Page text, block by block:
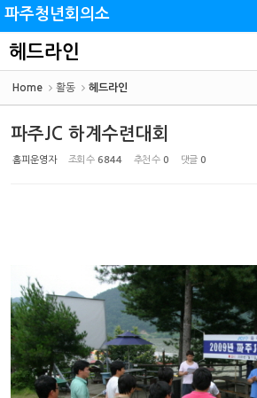
파주청년회의소
헤드라인
Home 활동 헤드라인
파주JC 하계수련대회
홈피운영자 조회 수 6844 추천 수 0 댓글 0